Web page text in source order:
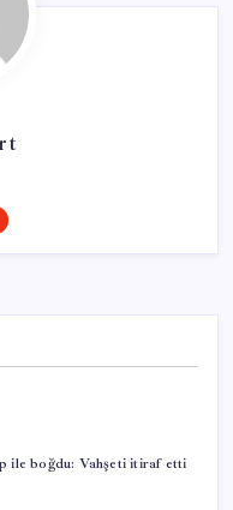
ile boğdu: Vahşeti itiraf etti